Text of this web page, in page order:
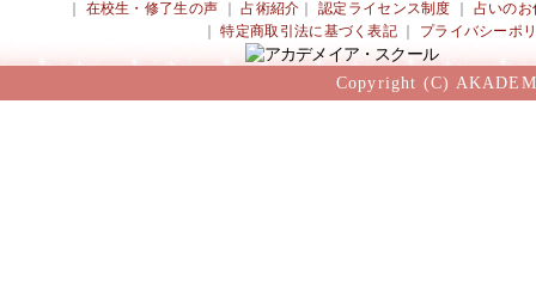
在校生・修了生の声 ｜占術紹介 ｜認定ライセンス制度
占いのお
｜特定商取引法に基づく表記 プライバシーポ
Copyright (C)